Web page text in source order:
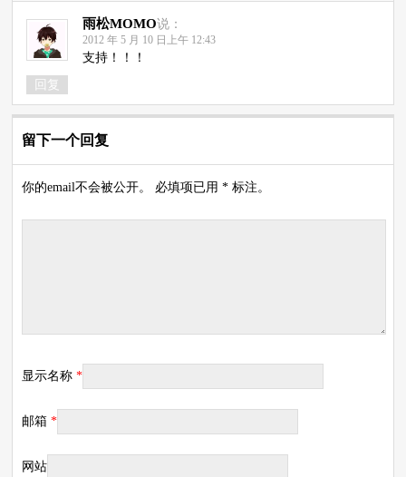
雨松MOMO说：
2012 年 5 月 10 日上午 12:43
支持！！！
回复
留下一个回复
你的email不会被公开。 必填项已用 * 标注。
显示名称*
邮箱*
网站